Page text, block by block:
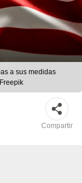
a sus medidas
Compartir